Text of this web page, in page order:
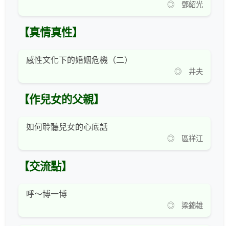
◎ 鄧紹光
【真情真性】
感性文化下的婚姻危機（二）
◎ 井夫
【作兒女的父親】
如何聆聽兒女的心底話
◎ 區祥江
【交流點】
呼～博一博
◎ 梁錦雄